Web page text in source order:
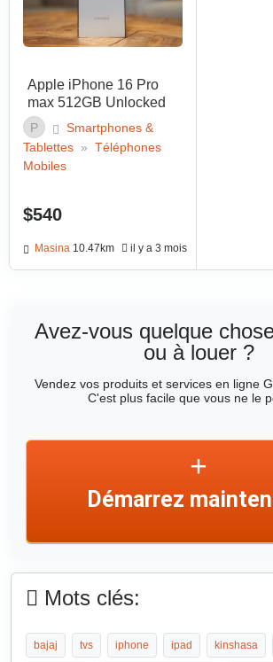
Apple iPhone 16 Pro
max 512GB Unlocked
P
Smartphones &
Tablettes » Téléphones
Mobiles
$540
Masina 10.47km il y a 3 mois
Avez-vous quelque
ou à louer ?
Vendez vos produits et services en ligne
C'est plus facile que vous ne le
Démarrez
Mots clés:
bajaj tvs iphone ipad kinshasa